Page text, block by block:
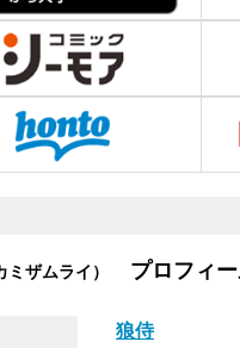
ザムライ） プロフィ
狼侍